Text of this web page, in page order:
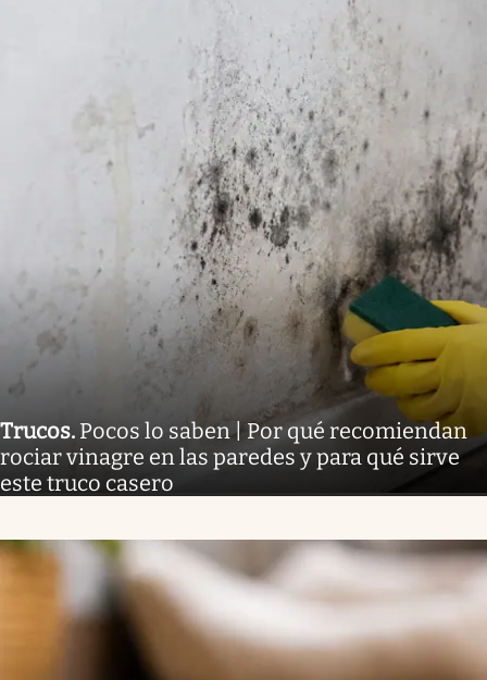
Trucos. Pocos lo saben | Por qué recomiendan
rociar vinagre en las paredes y para qué sirve
este truco casero